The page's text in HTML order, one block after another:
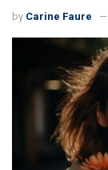
by Carine Faure